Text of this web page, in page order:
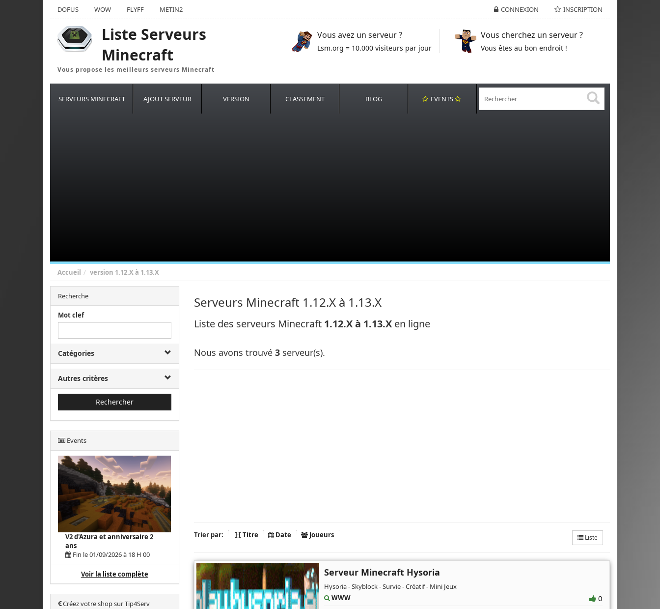
CONNEXION INSCRIPTION
DOFUS WOW FLYFF METIN2
Liste Serveurs
Minecraft
Vous propose les meilleurs serveurs Minecraft
Vous avez un serveur ?
Lsm.org = 10.000 visiteurs par jour
Vous cherchez un serveur ?
Vous êtes au bon endroit !
SERVEURS MINECRAFT AJOUT SERVEUR VERSION CLASSEMENT BLOG EVENTS
Accueil version 1.12.X à 1.13.X
Recherche
Mot clef
Catégories
Autres critères
Rechercher
Events
V2 d'Azura et anniversaire 2
ans
Fin le 01/09/2026 à 18 H 00
Voir la liste complète
Créez votre shop sur Tip4Serv
Serveurs Minecraft 1.12.X à 1.13.X
Liste des serveurs Minecraft 1.12.X à 1.13.Xen ligne
Nous avons trouvé 3serveur(s).
Trier par: Titre Date Joueurs Liste
Serveur Minecraft Hysoria
Hysoria - Skyblock - Survie - Créatif - Mini Jeux
WWW
0